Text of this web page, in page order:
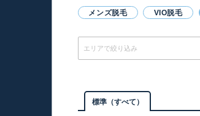
メンズ脱毛 VIO脱毛
エリアで絞り込み
標準（すべて）